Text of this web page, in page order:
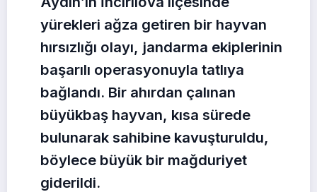
Bulunarak Sahibine Teslim
Edildi
Aydın’ın İncirliova ilçesinde bir ahırdan çalınan büyükbaş
hayvan, jandarma ekiplerinin titiz çalışması sonucu bulundu.
Olayın şüphelisi T.T.’nin yakalanması için çalışmalar
sürdürülüyor.
yürekleri ağza getiren bir hayvan
hırsızlığı olayı, jandarma ekiplerinin
başarılı operasyonuyla tatlıya
bağlandı. Bir ahırdan çalınan
büyükbaş hayvan, kısa sürede
bulunarak sahibine kavuşturuldu,
böylece büyük bir mağduriyet
giderildi.